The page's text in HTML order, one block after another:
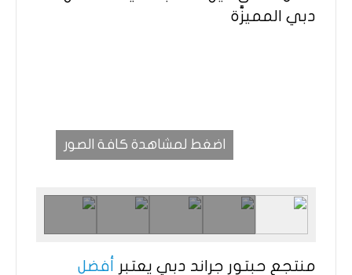
اضغط لمشاهدة كافة الصور
منتجع حبتور جراند دبي يعتبر
أفضل